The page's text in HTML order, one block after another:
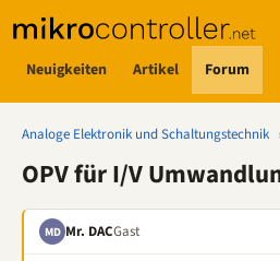
Neuigkeiten Artikel Forum
Analoge Elektronik und Schaltungstechnik ›
OPV für I/V
MD Mr. DACGast